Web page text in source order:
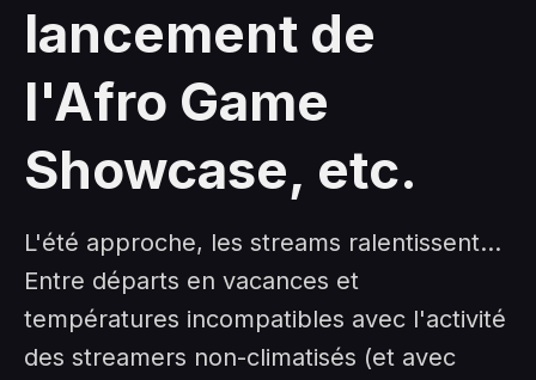
lancement de
l'Afro Game
Showcase, etc.
L'été approche, les streams ralentissent...
Entre départs en vacances et
températures incompatibles avec l'activité
des streamers non-climatisés (et avec